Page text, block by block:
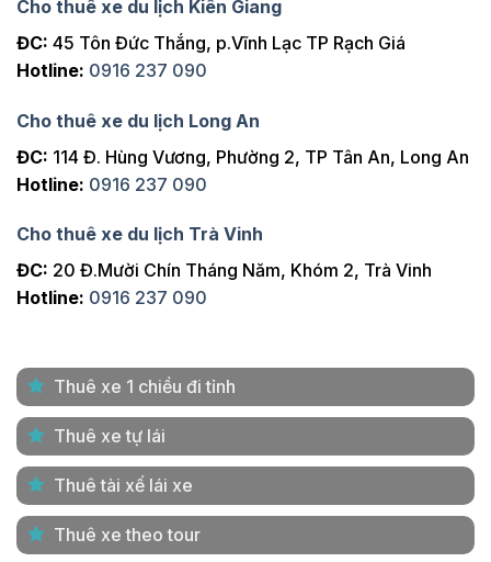
Cho thuê xe du lịch Kiên Giang
ĐC: 45 Tôn Đức Thắng, p.Vĩnh Lạc TP Rạch Giá
Hotline: 0916 237 090
Cho thuê xe du lịch Long An
ĐC: 114 Đ. Hùng Vương, Phường 2, TP Tân An, Long An
Hotline: 0916 237 090
Cho thuê xe du lịch Trà Vinh
ĐC: 20 Đ.Mười Chín Tháng Năm, Khóm 2, Trà Vinh
Hotline: 0916 237 090
Thuê xe 1 chiều đi tỉnh
Thuê xe tự lái
Thuê tài xế lái xe
Thuê xe theo tour